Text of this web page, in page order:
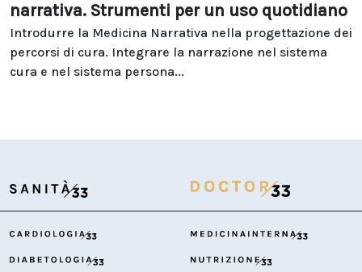
narrativa. Strumenti per un uso quotidiano
Introdurre la Medicina Narrativa nella progettazione dei
percorsi di cura. Integrare la narrazione nel sistema
cura e nel sistema persona...